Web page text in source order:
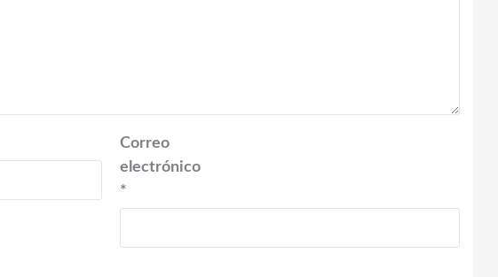
Correo
electrónico
*